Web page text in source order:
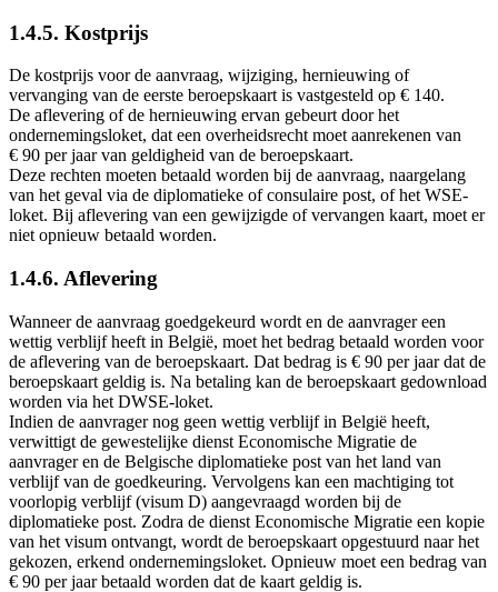
1.4.5. Kostprijs
De kostprijs voor de aanvraag, wijziging, hernieuwing of
vervanging van de eerste beroepskaart is vastgesteld op € 140.
De aflevering of de hernieuwing ervan gebeurt door het
ondernemingsloket, dat een overheidsrecht moet aanrekenen van
€ 90 per jaar van geldigheid van de beroepskaart.
Deze rechten moeten betaald worden bij de aanvraag, naargelang
van het geval via de diplomatieke of consulaire post, of het WSE-
loket. Bij aflevering van een gewijzigde of vervangen kaart, moet er
niet opnieuw betaald worden.
1.4.6. Aflevering
Wanneer de aanvraag goedgekeurd wordt en de aanvrager een
wettig verblijf heeft in België, moet het bedrag betaald worden voor
de aflevering van de beroepskaart. Dat bedrag is € 90 per jaar dat de
beroepskaart geldig is. Na betaling kan de beroepskaart gedownload
worden via het DWSE-loket.
Indien de aanvrager nog geen wettig verblijf in België heeft,
verwittigt de gewestelijke dienst Economische Migratie de
aanvrager en de Belgische diplomatieke post van het land van
verblijf van de goedkeuring. Vervolgens kan een machtiging tot
voorlopig verblijf (visum D) aangevraagd worden bij de
diplomatieke post. Zodra de dienst Economische Migratie een kopie
van het visum ontvangt, wordt de beroepskaart opgestuurd naar het
gekozen, erkend ondernemingsloket. Opnieuw moet een bedrag van
€ 90 per jaar betaald worden dat de kaart geldig is.